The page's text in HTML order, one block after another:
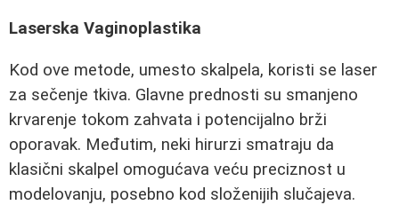
Laserska Vaginoplastika
Kod ove metode, umesto skalpela, koristi se laser
za sečenje tkiva. Glavne prednosti su smanjeno
krvarenje tokom zahvata i potencijalno brži
oporavak. Međutim, neki hirurzi smatraju da
klasični skalpel omogućava veću preciznost u
modelovanju, posebno kod složenijih slučajeva.